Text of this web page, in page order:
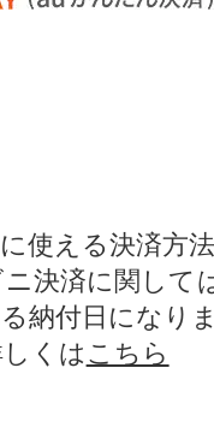
使える決済方
決済に関して
納付日になり
くは こちら